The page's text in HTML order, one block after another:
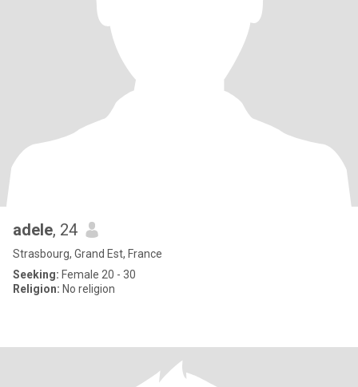
adele, 24
Strasbourg, Grand Est, France
Seeking: Female 20 - 30
Religion: No religion